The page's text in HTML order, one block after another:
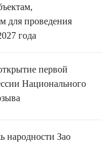
для проведения
года
первой
Национального
народности Зао